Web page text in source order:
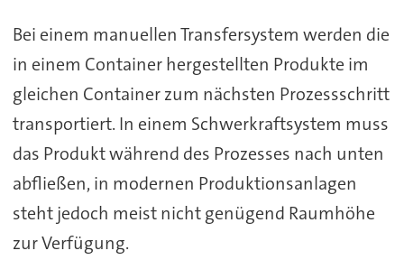
Bei einem manuellen Transfersystem werden die
in einem Container hergestellten Produkte im
gleichen Container zum nächsten Prozessschritt
transportiert. In einem Schwerkraftsystem muss
das Produkt während des Prozesses nach unten
abfließen, in modernen Produktionsanlagen
steht jedoch meist nicht genügend Raumhöhe
zur Verfügung.